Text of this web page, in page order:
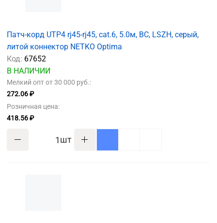
Патч-корд UTP4 rj45-rj45, cat.6, 5.0м, BC, LSZH, серый,
литой коннектор NETKO Optima
Код: 67652
В НАЛИЧИИ
Мелкий опт от 30 000 руб.:
272.06 ₽
Розничная цена:
418.56 ₽
шт